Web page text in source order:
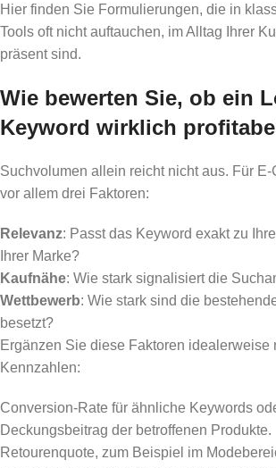
Hier finden Sie Formulierungen, die in
Tools oft nicht auftauchen, im Alltag Ihrer
präsent sind.
Wie bewerten Sie, ob ein
Keyword wirklich
Suchvolumen allein reicht nicht aus. Für
vor allem drei Faktoren:
Relevanz: Passt das Keyword exakt zu
Ihrer Marke?
Kaufnähe: Wie stark signalisiert die
Wettbewerb: Wie stark sind die
besetzt?
Ergänzen Sie diese Faktoren idealerweise
Kennzahlen:
Conversion-Rate für ähnliche Keywords
Deckungsbeitrag der betroffenen Produkte.
Retourenquote, zum Beispiel im